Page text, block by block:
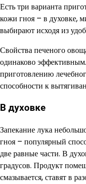
Есть три варианта
кожи гноя – в духовке,
выбирают исходя из
Свойства печеного
одинаково
приготовлению
способности к
В духовке
Запекание лука
гноя – популярный
две равные части. В
градусов. Продукт
смазывается, ставят в